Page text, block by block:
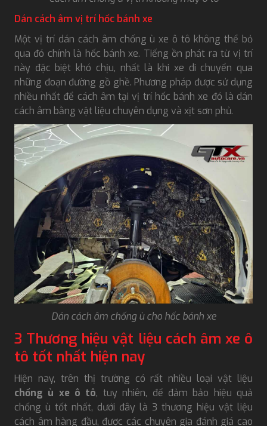
Dán cách âm vị trí hốc bánh xe
Một vị trí dán cách âm chống ù xe ô tô không thể bỏ
qua đó chính là hốc bánh xe. Tiếng ồn phát ra từ vị trí
này đặc biệt khó chịu, nhất là khi xe di chuyển qua
những đoạn đường gồ ghề. Phương pháp được sử dụng
nhiều nhất để cách âm tại vị trí hốc bánh xe đó là dán
cách âm bằng vật liệu chuyên dụng và xịt sơn phủ.
Dán cách âm chống ù cho hốc bánh xe
3 Thương hiệu vật liệu cách âm xe ô
tô tốt nhất hiện nay
Hiện nay, trên thị trường có rất nhiều loại vật liệu
chống ù xe ô tô, tuy nhiên, để đảm bảo hiệu quả
chống ù tốt nhất, dưới đây là 3 thương hiệu vật liệu
cách âm hàng đầu, được các chuyên gia đánh giá cao